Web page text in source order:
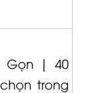
Gọn | 40
trong